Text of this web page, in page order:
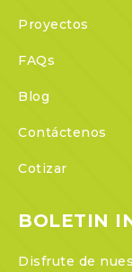
Proyectos
FAQs
Blog
Contáctenos
Cotizar
BOLETIN
Disfrute de